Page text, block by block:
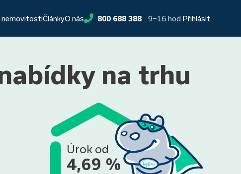
nemovitostiČlánkyO nás 800 688 388 9−16 hod. Přihlásit
na trhu
Úrok od
4,69 %